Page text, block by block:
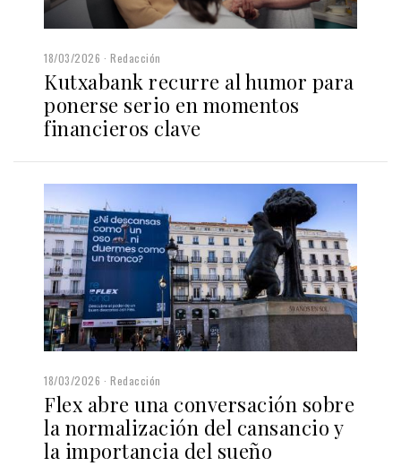
18/03/2026 Redacción
Kutxabank recurre al humor para
ponerse serio en momentos
financieros clave
18/03/2026 Redacción
Flex abre una conversación sobre
la normalización del cansancio y
la importancia del sueño